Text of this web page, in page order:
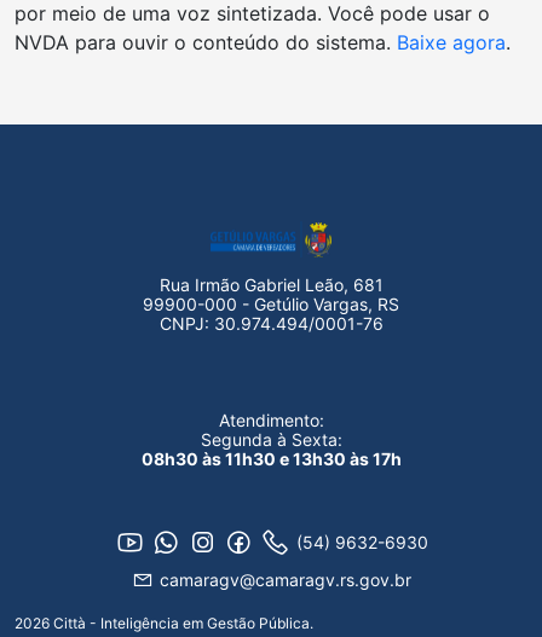
por meio de uma voz sintetizada. Você pode usar o
NVDA para ouvir o conteúdo do sistema. Baixe agora.
Rua Irmão Gabriel Leão, 681
99900-000 - Getúlio Vargas, RS
CNPJ: 30.974.494/0001-76
Atendimento:
Segunda à Sexta:
08h30 às 11h30 e 13h30 às 17h
(54) 9632-6930
camaragv@camaragv.rs.gov.br
2026 Città - Inteligência em Gestão Pública.